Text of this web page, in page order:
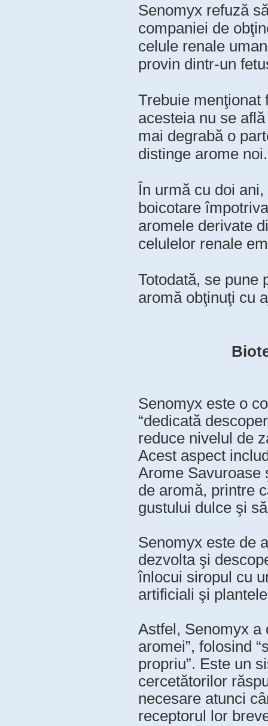
Senomyx refuză
companiei de
celule renale
provin dintr-un
Trebuie menţionat
acesteia nu se
mai degrabă o
distinge arome noi.
În urmă cu doi
boicotare
aromele derivate
celulelor renale
Totodată, se pune
aromă obţinuţi cu
Senomyx este o
“dedicată
reduce nivelul de
Acest aspect
Arome Savuroase
de aromă, printre
gustului dulce şi
Senomyx este de
dezvolta şi
înlocui siropul cu
artificiali şi
Astfel, Senomyx a
aromei”, folosind
propriu”. Este un
cercetătorilor
necesare atunci
receptorul lor